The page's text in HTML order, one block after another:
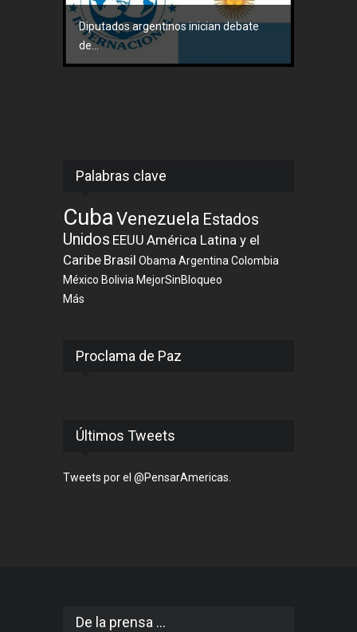
Diputados argentinos inician debate
de...
Palabras clave
CubaVenezuela Estados
Unidos EEUU América Latina y el
Caribe Brasil Obama Argentina Colombia
México Bolivia MejorSinBloqueo
Más
Proclama de Paz
Últimos Tweets
Tweets por el @PensarAmericas.
De la prensa ...